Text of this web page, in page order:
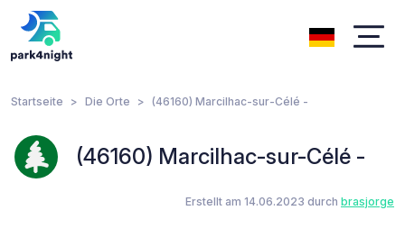
Startseite Die Orte (46160) Marcilhac-sur-Célé -
(46160) Marcilhac-sur-Célé -
Erstellt am 14.06.2023 durch brasjorge